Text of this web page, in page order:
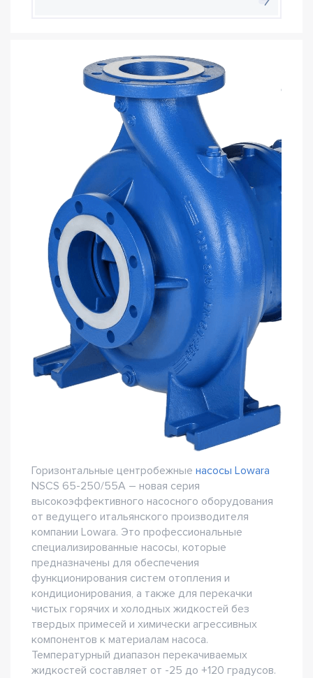
Горизонтальные центробежные насосы Lowara
NSCS 65-250/55A – новая серия
высокоэффективного насосного оборудования
от ведущего итальянского производителя
компании Lowara. Это профессиональные
специализированные насосы, которые
предназначены для обеспечения
функционирования систем отопления и
кондиционирования, а также для перекачки
чистых горячих и холодных жидкостей без
твердых примесей и химически агрессивных
компонентов к материалам насоса.
Температурный диапазон перекачиваемых
жидкостей составляет от -25 до +120 градусов.